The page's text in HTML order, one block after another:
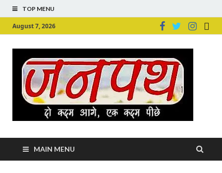
TOP MENU
August 7, 2026
MAIN MENU